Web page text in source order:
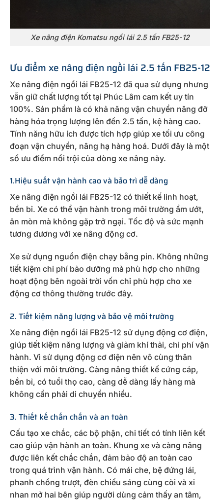
Xe nâng điện Komatsu ngồi lái 2.5 tấn FB25-12
Ưu điểm xe nâng điện ngồi lái 2.5 tấn FB25-12
Xe nâng điện ngồi lái FB25-12 đã qua sử dụng nhưng
vẫn giữ chất lượng tốt tại Phúc Lâm cam kết uy tín
100%. Sản phẩm là có khả năng vận chuyển nâng đỡ
hàng hóa trọng lượng lên đến 2.5 tấn, kệ hàng cao.
Tính năng hữu ích được tích hợp giúp xe tối ưu công
đoạn vận chuyển, nâng hạ hàng hoá. Dưới đây là một
số ưu điểm nổi trội của dòng xe nâng này.
1.Hiệu suất vận hành cao và bảo trì dễ dàng
Xe nâng điện ngồi lái FB25-12 có thiết kế linh hoạt,
bền bỉ. Xe có thể vận hành trong môi trường ẩm ướt,
ăn mòn mà không gặp trở ngại. Tốc độ và sức mạnh
tương đương với xe nâng động cơ.
Xe sử dụng nguồn điện chạy bằng pin. Không những
tiết kiệm chi phí bảo dưỡng mà phù hợp cho những
hoạt động bên ngoài trời vốn chỉ phù hợp cho xe
động cơ thông thường trước đây.
2. Tiết kiệm năng lượng và bảo vệ môi trường
Xe nâng điện ngồi lái FB25-12 sử dụng động cơ điện,
giúp tiết kiệm năng lượng và giảm khí thải, chi phí vận
hành. Vì sử dụng động cơ điện nên vô cùng thân
thiện với môi trường. Càng nâng thiết kế cứng cáp,
bền bỉ, có tuổi thọ cao, càng dễ dàng lấy hàng mà
không cần phải di chuyển nhiều.
3. Thiết kế chắn chắn và an toàn
Cấu tạo xe chắc, các bộ phận, chi tiết có tính liên kết
cao giúp vận hành an toàn. Khung xe và càng nâng
được liên kết chắc chắn, đảm bảo độ an toàn cao
trong quá trình vận hành. Có mái che, bệ đứng lái,
phanh chống trượt, đèn chiếu sáng cùng còi và xi
nhan mở hai bên giúp người dùng cảm thấy an tâm,